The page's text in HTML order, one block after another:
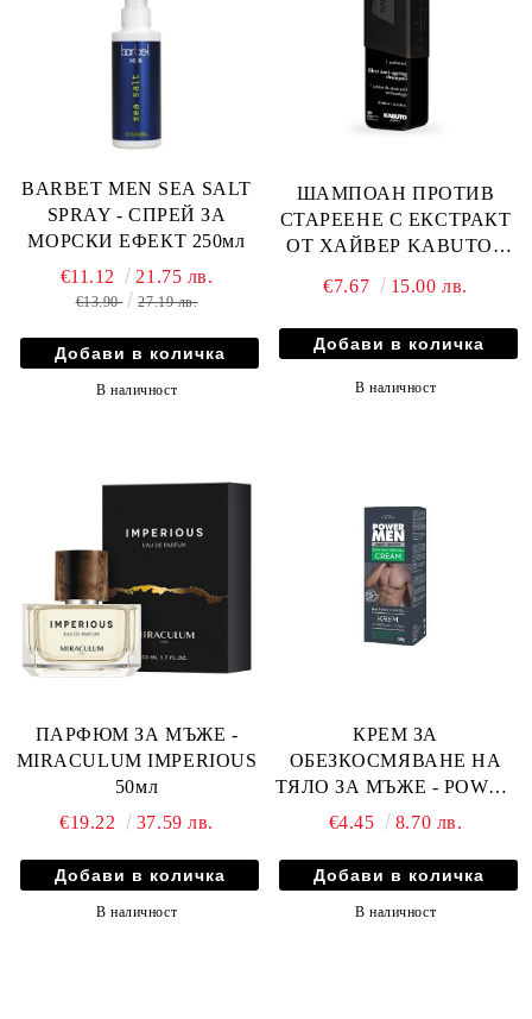
BARBET MEN SEA SALT
SPRAY - СПРЕЙ ЗА
МОРСКИ ЕФЕКТ 250мл
€11.12 21.75 лв.
€13.90 27.19 лв.
В наличност
ШАМПОАН ПРОТИВ
СТАРЕЕНЕ С ЕКСТРАКТ
ОТ ХАЙВЕР KABUTO -
€7.67 15.00 лв.
В наличност
ПАРФЮМ ЗА МЪЖЕ -
MIRACULUM IMPERIOUS
50мл
€19.22
37.59 лв.
В наличност
КРЕМ ЗА
ОБЕЗКОСМЯВАНЕ НА
ТЯЛО ЗА МЪЖЕ - POWER
MEN 150г
€4.45 8.70 лв.
В наличност